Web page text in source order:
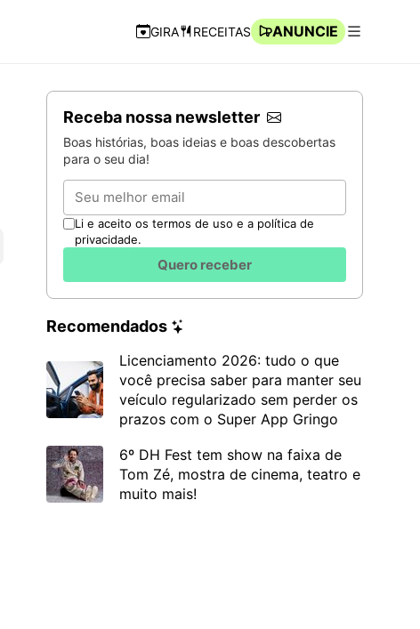
Navegação Rápida
GIRA RECEITAS
ANUNCIE
Receba nossa newsletter
Boas histórias, boas ideias e boas descobertas
para o seu dia!
Email
Li e aceito os termos de uso e a política de
privacidade.
Quero receber
Recomendados
Licenciamento 2026: tudo o que
você precisa saber para manter seu
veículo regularizado sem perder os
prazos com o Super App Gringo
6º DH Fest tem show na faixa de
Tom Zé, mostra de cinema, teatro e
muito mais!